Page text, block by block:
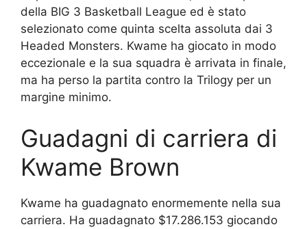
della BIG 3 Basketball League ed è stato
selezionato come quinta scelta assoluta dai 3
Headed Monsters. Kwame ha giocato in modo
eccezionale e la sua squadra è arrivata in finale,
ma ha perso la partita contro la Trilogy per un
margine minimo.
Guadagni di carriera di
Kwame Brown
Kwame ha guadagnato enormemente nella sua
carriera. Ha guadagnato $17.286.153 giocando